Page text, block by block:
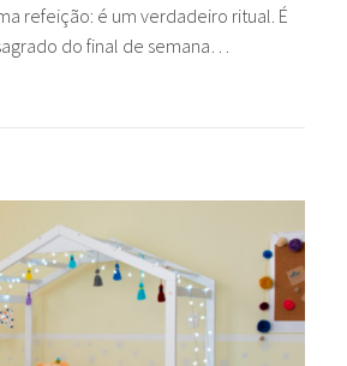
refeição: é um verdadeiro ritual. É
do final de semana…